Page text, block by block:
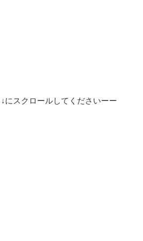
にスクロールしてくださいーー